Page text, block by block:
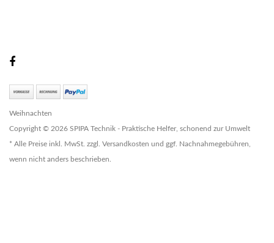
Weihnachten
Copyright © 2026 SPIPA Technik - Praktische Helfer, schonend zur Umwelt
* Alle Preise inkl. MwSt. zzgl. Versandkosten und ggf. Nachnahmegebühren,
wenn nicht anders beschrieben.